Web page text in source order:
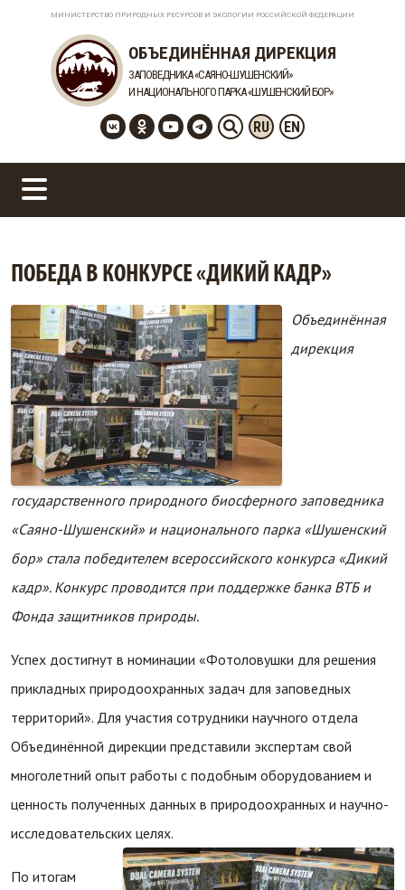
МИНИСТЕРСТВО ПРИРОДНЫХ РЕСУРСОВ И ЭКОЛОГИИ РОССИЙСКОЙ ФЕДЕРАЦИИ
ОБЪЕДИНЁННАЯ ДИРЕКЦИЯ
ЗАПОВЕДНИКА «САЯНО-ШУШЕНСКИЙ»
И НАЦИОНАЛЬНОГО ПАРКА «ШУШЕНСКИЙ БОР»
RU EN
ПОБЕДА В КОНКУРСЕ «ДИКИЙ КАДР»
Объединённая
дирекция
государственного природного биосферного заповедника
«Саяно-Шушенский» и национального парка «Шушенский
бор» стала победителем всероссийского конкурса «Дикий
кадр». Конкурс проводится при поддержке банка ВТБ и
Фонда защитников природы.
Успех достигнут в номинации «Фотоловушки для решения
прикладных природоохранных задач для заповедных
территорий». Для участия сотрудники научного отдела
Объединённой дирекции представили экспертам свой
многолетний опыт работы с подобным оборудованием и
ценность полученных данных в природоохранных и научно-
исследовательских целях.
По итогам